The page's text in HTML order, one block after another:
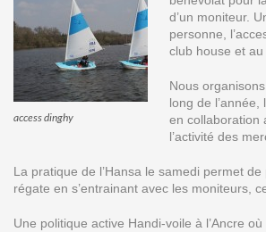
access dinghy
d’un moniteur.
personne,
club house et
Nous
long de
en collaboration
l’activité des
La pratique de l’Hansa le samedi permet
régate en s’entrainant avec les moniteurs,
Une politique active Handi-voile à l’Ancre